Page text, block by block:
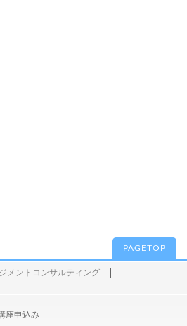
PAGETOP
メントコンサルティング
座申込み